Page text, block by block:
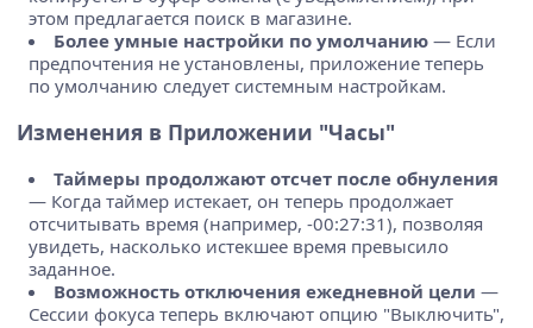
этом предлагается поиск в магазине.
Более умные настройки по умолчанию — Если
предпочтения не установлены, приложение теперь
по умолчанию следует системным настройкам.
Изменения в Приложении "Часы"
Таймеры продолжают отсчет после обнуления
— Когда таймер истекает, он теперь продолжает
отсчитывать время (например, -00:27:31), позволяя
увидеть, насколько истекшее время превысило
заданное.
Возможность отключения ежедневной цели —
Сессии фокуса теперь включают опцию "Выключить",